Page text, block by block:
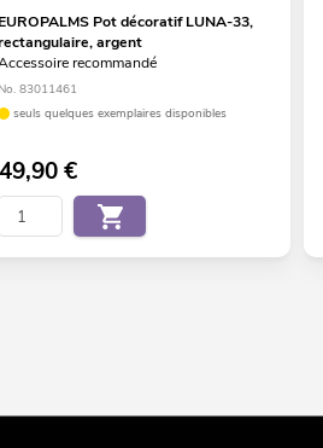
EUROPALMS Pot décoratif LUNA-33,
argent
recommandé
No. 83011461
seuls quelques exemplaires disponibles
49,90€